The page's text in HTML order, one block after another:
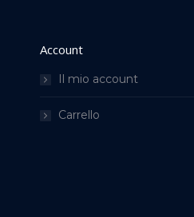
Account
Il mio account
Carrello